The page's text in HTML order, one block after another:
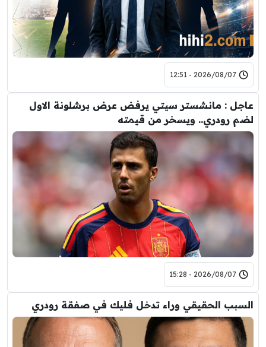
2026/08/07 - 12:51
عاجل : مانشستر سيتي يرفض عرض برشلونة الاول
لضم رودري.. ويسخر من قيمته
2026/08/07 - 15:28
السبب الحقيقي وراء تدخل فليك في صفقة رودري